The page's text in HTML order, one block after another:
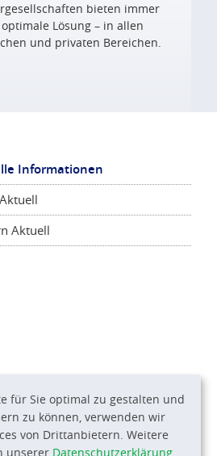
bieten immer
Lösung – in allen
und privaten Bereichen.
Informationen
Aktuell
| Datenschutz Einstellungen
für Sie optimal zu gestalten und
zu können, verwenden wir
von Drittanbietern. Weitere
unserer Datenschutzerklärung